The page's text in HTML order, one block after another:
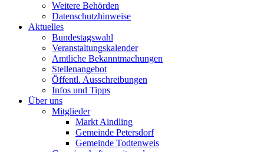
Weitere Behörden
Datenschutzhinweise
Aktuelles
Bundestagswahl
Veranstaltungskalender
Amtliche Bekanntmachungen
Stellenangebot
Öffentl. Ausschreibungen
Infos und Tipps
Über uns
Mitglieder
Markt Aindling
Gemeinde Petersdorf
Gemeinde Todtenweis